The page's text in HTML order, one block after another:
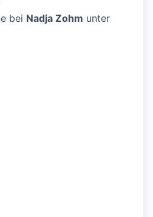
bei Nadja Zohm unter